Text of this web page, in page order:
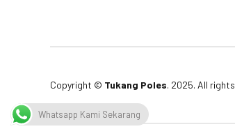
Copyright © Tukang Poles. 2025. All
Whatsapp Kami Sekarang